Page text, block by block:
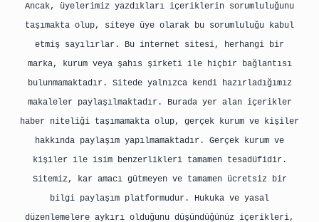
Ancak, üyelerimiz yazdıkları içeriklerin sorumluluğunu
taşımakta olup, siteye üye olarak bu sorumluluğu kabul
etmiş sayılırlar. Bu internet sitesi, herhangi bir
marka, kurum veya şahıs şirketi ile hiçbir bağlantısı
bulunmamaktadır. Sitede yalnızca kendi hazırladığımız
makaleler paylaşılmaktadır. Burada yer alan içerikler
haber niteliği taşımamakta olup, gerçek kurum ve kişiler
hakkında paylaşım yapılmamaktadır. Gerçek kurum ve
kişiler ile isim benzerlikleri tamamen tesadüfidir.
Sitemiz, kar amacı gütmeyen ve tamamen ücretsiz bir
bilgi paylaşım platformudur. Hukuka ve yasal
düzenlemelere aykırı olduğunu düşündüğünüz içerikleri,